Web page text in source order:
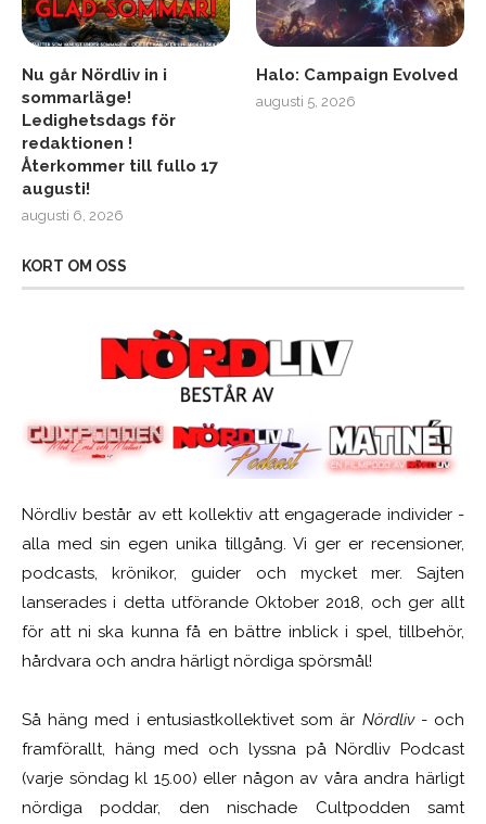
Nu går Nördliv in i
sommarläge!
Ledighetsdags för
redaktionen !
Återkommer till fullo 17
augusti!
augusti 6, 2026
Halo: Campaign Evolved
augusti 5, 2026
KORT OM OSS
Nördliv består av ett kollektiv att engagerade individer -
alla med sin egen unika tillgång. Vi ger er recensioner,
podcasts, krönikor, guider och mycket mer. Sajten
lanserades i detta utförande Oktober 2018, och ger allt
för att ni ska kunna få en bättre inblick i spel, tillbehör,
hårdvara och andra härligt nördiga spörsmål!
Så häng med i entusiastkollektivet som är Nördliv- och
framförallt, häng med och lyssna på Nördliv Podcast
(varje söndag kl 15.00) eller någon av våra andra härligt
nördiga poddar, den nischade Cultpodden samt